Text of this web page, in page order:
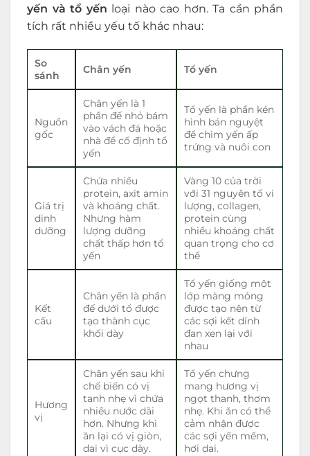
yến và tổ yến loại nào cao hơn. Ta cần phần
tích rất nhiều yếu tố khác nhau:
So
sánh
Chân yến Tổ yến
Nguồn
gốc
Chân yến là 1
phần đế nhỏ bám
vào vách đá hoặc
nhà để cố định tổ
yến
Tổ yến là phần kén
hình bán nguyệt
để chim yến ấp
trứng và nuôi con
Giá trị
dinh
dưỡng
Chứa nhiều
protein, axit amin
và khoáng chất.
Nhưng hàm
lượng dưỡng
chất thấp hơn tổ
yến
Vàng 10 của trời
với 31 nguyên tố vi
lượng, collagen,
protein cùng
nhiều khoáng chất
quan trọng cho cơ
thể
Kết
cấu
Chân yến là phần
đế dưới tổ được
tạo thành cục
khối dày
Tổ yến giống một
lớp màng mỏng
được tạo nên từ
các sợi kết dính
đan xen lại với
nhau
Hương
vị
Chân yến sau khi
chế biến có vị
tanh nhẹ vì chứa
nhiều nước dãi
hơn. Nhưng khi
ăn lại có vị giòn,
dai vì cục dày.
Tổ yến chưng
mang hương vị
ngọt thanh, thơm
nhẹ. Khi ăn có thể
cảm nhận được
các sợi yến mềm,
hơi dai.